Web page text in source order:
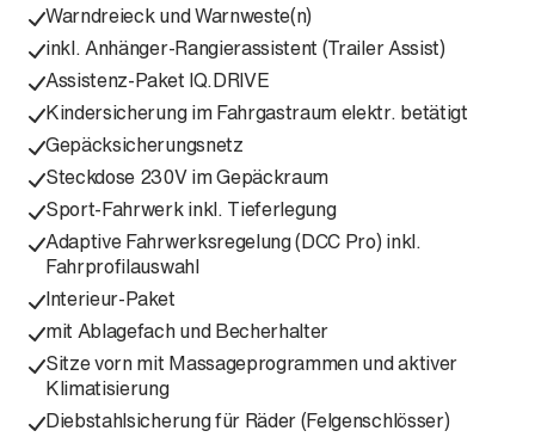
Warndreieck und Warnweste(n)
inkl. Anhänger-Rangierassistent (Trailer Assist)
Assistenz-Paket IQ.DRIVE
Kindersicherung im Fahrgastraum elektr. betätigt
Gepäcksicherungsnetz
Steckdose 230V im Gepäckraum
Sport-Fahrwerk inkl. Tieferlegung
Adaptive Fahrwerksregelung (DCC Pro) inkl.
Fahrprofilauswahl
Interieur-Paket
mit Ablagefach und Becherhalter
Sitze vorn mit Massageprogrammen und aktiver
Klimatisierung
Diebstahlsicherung für Räder (Felgenschlösser)